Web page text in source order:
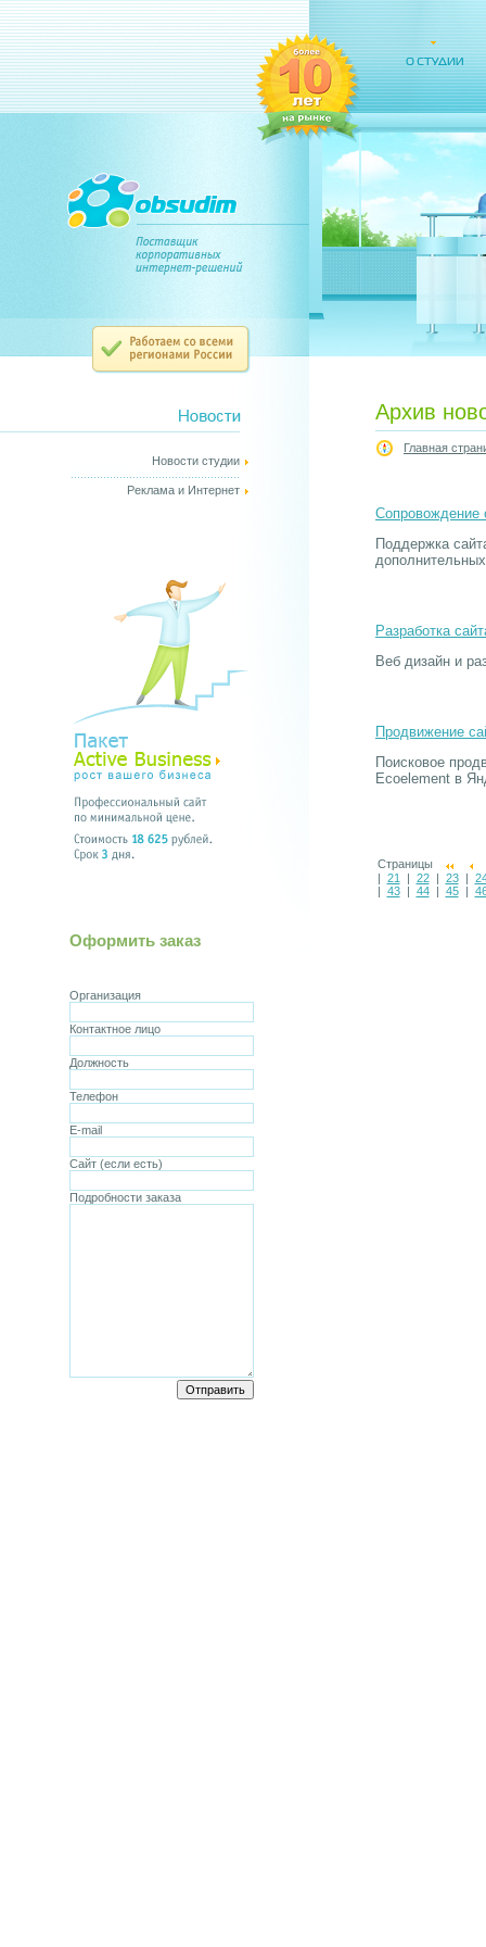
Новости студии
Реклама и Интернет
Оформить заказ
Организация
Контактное лицо
Должность
Телефон
E-mail
Сайт (если есть)
Подробности заказа
Архив
Главная
Сопровождение
Поддержка
Разработка
Веб дизайн и
Продвижение
Поисковое
Ecoelement в
Страницы
| 21 | 22| 23|
| 43| 44| 45|